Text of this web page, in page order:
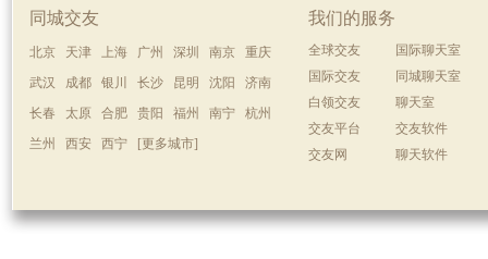
同城交友
北京 天津 上海 广州 深圳 南京
重庆
武汉
成都 银川 长沙 昆明 沈阳
济南
长春
太原 合肥 贵阳 福州 南宁
杭州
兰州
西安 西宁 [更多城市]
我们的服务
全球交友
国际交友
白领交友
交友平台
交友网
国际聊天室
同城聊天室
聊天室
交友软件
聊天软件